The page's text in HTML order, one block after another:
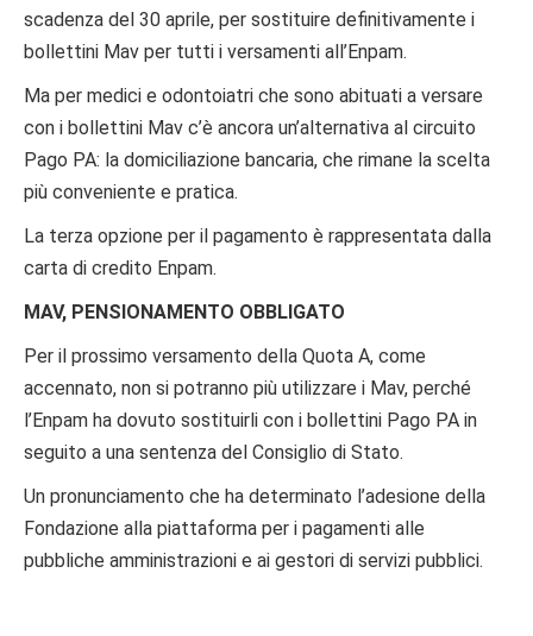
scadenza del 30 aprile, per sostituire definitivamente i
bollettini Mav per tutti i versamenti all’Enpam.
Ma per medici e odontoiatri che sono abituati a versare
con i bollettini Mav c’è ancora un’alternativa al circuito
Pago PA: la domiciliazione bancaria, che rimane la scelta
più conveniente e pratica.
La terza opzione per il pagamento è rappresentata dalla
carta di credito Enpam.
MAV, PENSIONAMENTO OBBLIGATO
Per il prossimo versamento della Quota A, come
accennato, non si potranno più utilizzare i Mav, perché
l’Enpam ha dovuto sostituirli con i bollettini Pago PA in
seguito a una sentenza del Consiglio di Stato.
Un pronunciamento che ha determinato l’adesione della
Fondazione alla piattaforma per i pagamenti alle
pubbliche amministrazioni e ai gestori di servizi pubblici.